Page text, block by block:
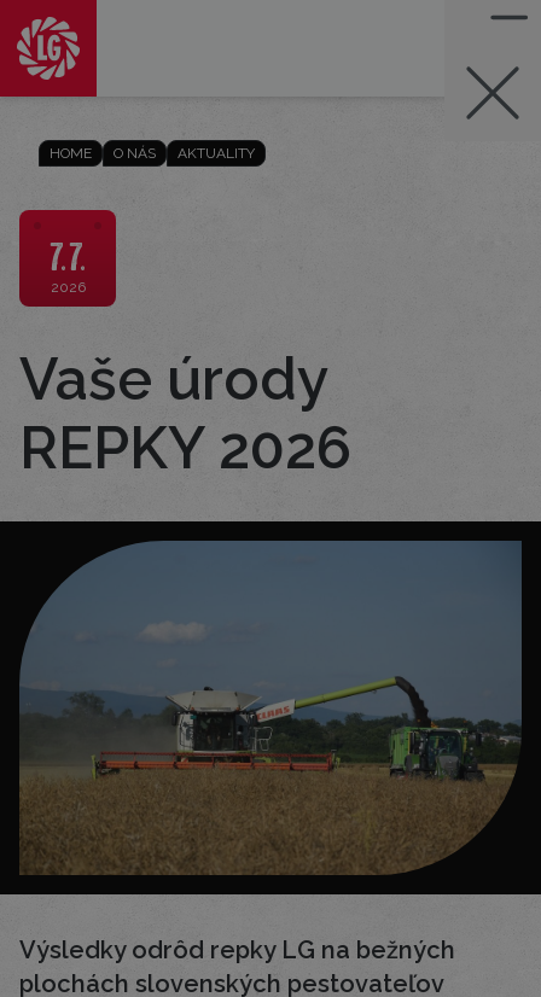
HOME O NÁS AKTUALITY
7.7.
2026
Vaše úrody
REPKY 2026
Výsledky odrôd repky LG na bežných
plochách slovenských pestovateľov